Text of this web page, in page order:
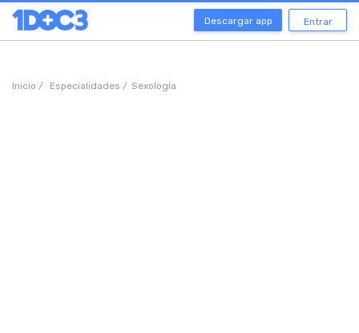
Descargar app Entrar
Inicio / Especialidades / Sexología